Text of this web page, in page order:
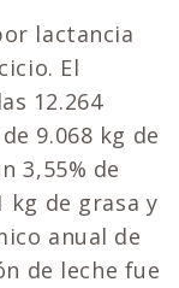
lactancia
El
12.264
9.068 kg de
3,55% de
kg de grasa y
anual de
de leche fue